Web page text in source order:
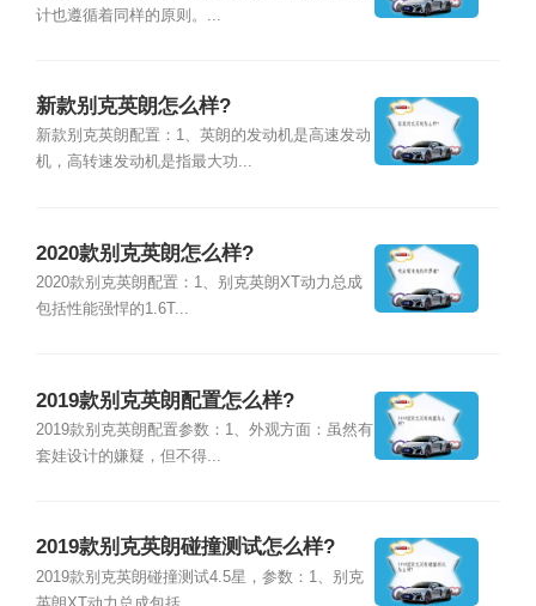
计也遵循着同样的原则。...
新款别克英朗怎么样?
新款别克英朗配置：1、英朗的发动机是高速发动
机，高转速发动机是指最大功...
2020款别克英朗怎么样?
2020款别克英朗配置：1、别克英朗XT动力总成
包括性能强悍的1.6T...
2019款别克英朗配置怎么样?
2019款别克英朗配置参数：1、外观方面：虽然有
套娃设计的嫌疑，但不得...
2019款别克英朗碰撞测试怎么样?
2019款别克英朗碰撞测试4.5星，参数：1、别克